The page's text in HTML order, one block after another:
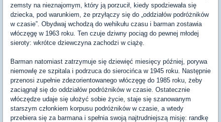
zemsty na nieznajomym, który ją porzucił, kiedy spodziewała się
dziecka, pod warunkiem, że przyłączy się do „oddziałów podróżników
w czasie”. Obydwaj wchodzą do wehikułu czasu i barman zostawia
włóczęgę w 1963 roku. Ten czuje dziwny pociąg do pewnej młodej
sieroty: wkrótce dziewczyna zachodzi w ciążę.
Barman natomiast zatrzymuje się dziewięć miesięcy później, porywa
niemowlę ze szpitala i podrzuca do sierocińca w 1945 roku. Następnie
przenosi zupełnie zdezorientowanego włóczęgę do 1985 roku, żeby
zaciągnął się do oddziałów podróżników w czasie. Ostatecznie
włóczędze udaje się ułożyć sobie życie, staje się szanowanym
starszym członkiem korpusu podróżników w czasie, a wtedy
przebiera się za barmana i spełnia swoją najtrudniejszą misję: randkę